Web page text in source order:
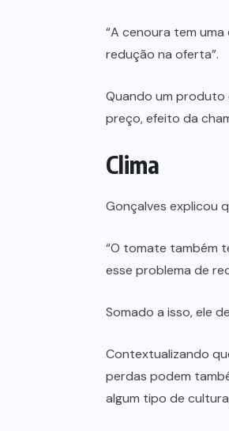
“A cenoura tem
redução na oferta”.
Quando um produto
preço, efeito da
Clima
Gonçalves explicou
“O tomate também
esse problema de
Somado a isso, ele
Contextualizando
perdas podem
algum tipo de